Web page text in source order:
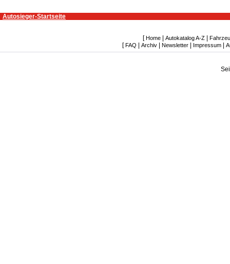
Autosieger-Startseite
[ Home Autokatalog A-Z
[ FAQ Archiv| Newsletter| Impressum|